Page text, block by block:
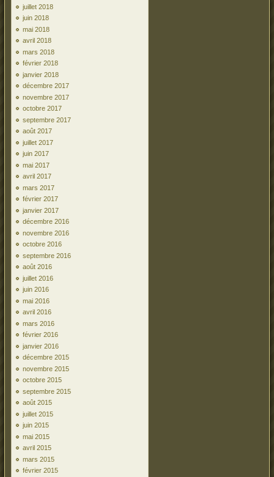
juillet 2018
juin 2018
mai 2018
avril 2018
mars 2018
février 2018
janvier 2018
décembre 2017
novembre 2017
octobre 2017
septembre 2017
août 2017
juillet 2017
juin 2017
mai 2017
avril 2017
mars 2017
février 2017
janvier 2017
décembre 2016
novembre 2016
octobre 2016
septembre 2016
août 2016
juillet 2016
juin 2016
mai 2016
avril 2016
mars 2016
février 2016
janvier 2016
décembre 2015
novembre 2015
octobre 2015
septembre 2015
août 2015
juillet 2015
juin 2015
mai 2015
avril 2015
mars 2015
février 2015